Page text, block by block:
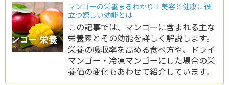
マンゴーの栄養まるわかり！美容と健康に役
立つ嬉しい効能とは
この記事では、マンゴーに含まれる主な
栄養素とその効能を詳しく解説します。
栄養の吸収率を高める食べ方や、ドライ
マンゴー・冷凍マンゴーにした場合の栄
養価の変化もあわせて紹介しています。